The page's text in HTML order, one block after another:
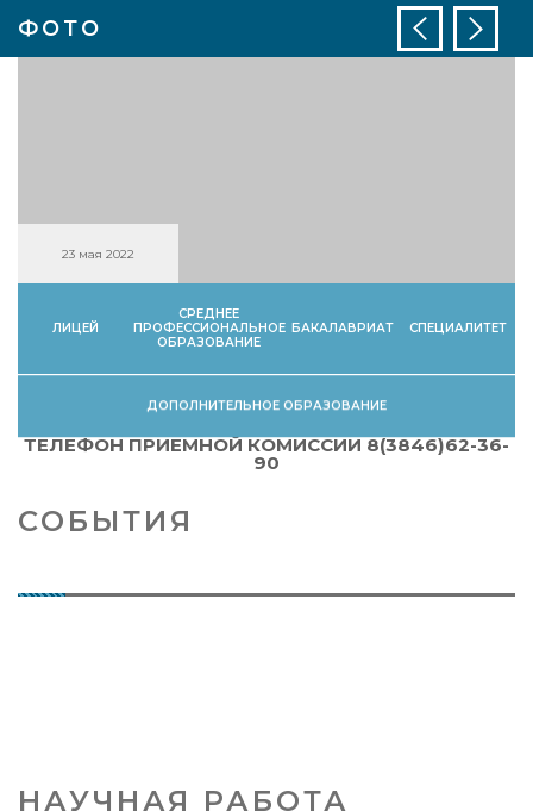
ФОТО
23 мая 2022
ЛИЦЕЙ
СРЕДНЕЕ
ПРОФЕССИОНАЛЬНОЕ
ОБРАЗОВАНИЕ
БАКАЛАВРИАТ СПЕЦИАЛИТЕТ
ДОПОЛНИТЕЛЬНОЕ ОБРАЗОВАНИЕ
ТЕЛЕФОН ПРИЕМНОЙ КОМИССИИ 8(3846)62-36-
90
СОБЫТИЯ
НАУЧНАЯ РАБОТА